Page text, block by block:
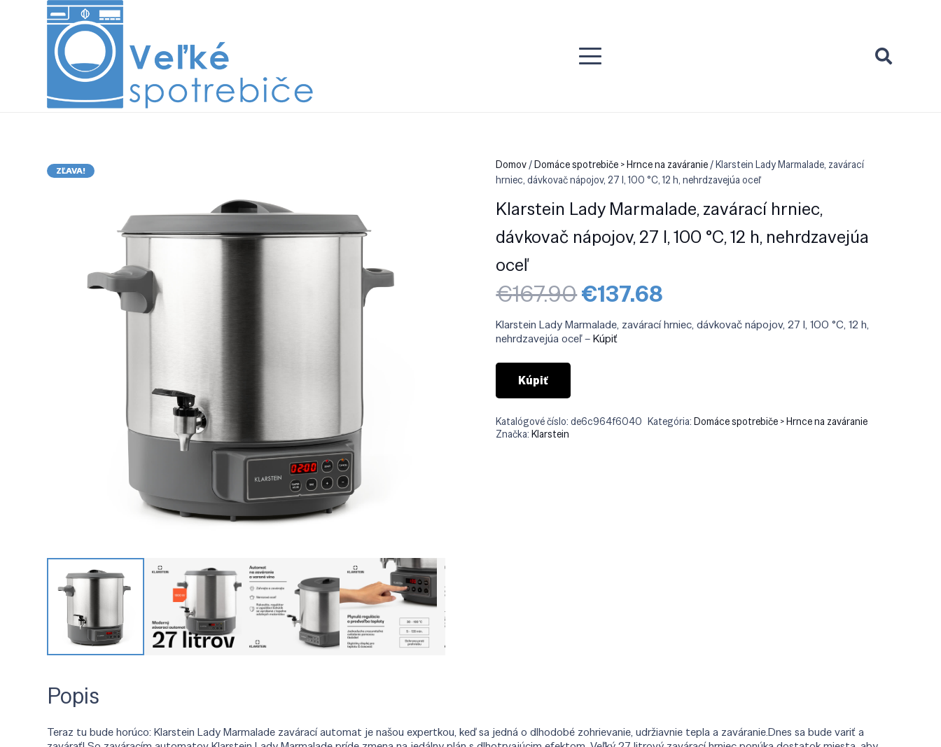
ZĽAVA! Domov/Domáce spotrebiče > Hrnce na zaváranie/ Klarstein Lady Marmalade, zavárací
hrniec, dávkovač nápojov, 27 l, 100 °C, 12 h, nehrdzavejúa oceľ
Klarstein Lady Marmalade, zavárací hrniec,
dávkovač nápojov, 27 l, 100 °C, 12 h, nehrdzavejúa
oceľ
€167.90Pôvodná
cena
bola:
€167.90.
€137.68
je:
€137.68.
Klarstein Lady Marmalade, zavárací hrniec, dávkovač nápojov, 27 l, 100 °C, 12 h,
nehrdzavejúa oceľ –Kúpiť
Kúpiť
Katalógové číslo:de6c964f6040 Kategória:Domáce spotrebiče > Hrnce na zaváranie
Značka:Klarstein
Popis
Teraz tu bude horúco: Klarstein Lady Marmalade zavárací automat je našou expertkou, keď sa jedná o dlhodobé zohrievanie, udržiavnie tepla a zaváranie.Dnes sa bude variť a